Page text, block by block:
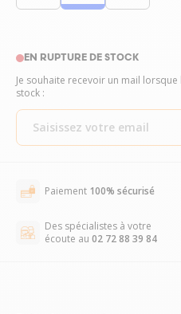
EN RUPTURE DE STOCK
Je souhaite recevoir un mail
stock :
Paiement 100% sécurisé
Des spécialistes à votre
écoute au 02 72 88 39 84